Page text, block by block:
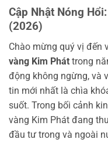
Cập Nhật Nóng
(2026)
Chào mừng quý vị đến
vàng Kim Phát trong
động không ngừng, và
tin mới nhất là chìa
suốt. Trong bối cảnh
vàng Kim Phát đang
đầu tư trong và ngoài